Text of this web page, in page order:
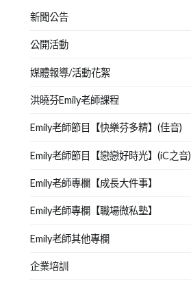
新聞公告
公開活動
媒體報導/活動花絮
洪曉芬Emily老師課程
Emily老師節目【快樂芬多精】(佳音)
Emily老師節目【戀戀好時光】(iC之音)
Emily老師專欄【成長大件事】
Emily老師專欄【職場微私塾】
Emily老師其他專欄
企業培訓